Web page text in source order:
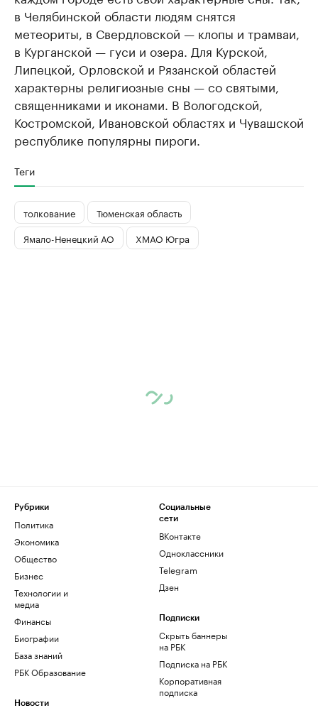
в Челябинской области людям снятся
метеориты, в Свердловской — клопы и трамваи,
в Курганской — гуси и озера. Для Курской,
Липецкой, Орловской и Рязанской областей
характерны религиозные сны — со святыми,
священниками и иконами. В Вологодской,
Костромской, Ивановской областях и Чувашской
республике популярны пироги.
Теги
толкование
Тюменская область
Ямало-Ненецкий АО
ХМАО Югра
Рубрики
Политика
Экономика
Общество
Бизнес
Технологии и
медиа
Финансы
Биографии
База знаний
РБК Образование
Новости
Социальные
сети
ВКонтакте
Одноклассники
Telegram
Дзен
Подписки
Скрыть баннеры
на РБК
Подписка на РБК
Корпоративная
подписка